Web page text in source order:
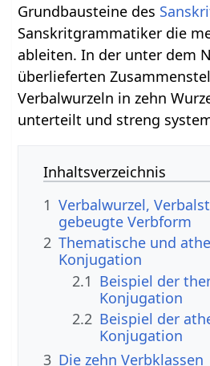
Grundbausteine des
Sanskritgrammatiker die
ableiten. In der unter dem
überlieferten
Verbalwurzeln in zehn
unterteilt und streng
Inhaltsverzeichnis
1 Verbalwurzel,
gebeugte Verbform
2 Thematische und
Konjugation
2.1 Beispiel der
Konjugation
2.2 Beispiel der
Konjugation
3 Die zehn Verbklassen